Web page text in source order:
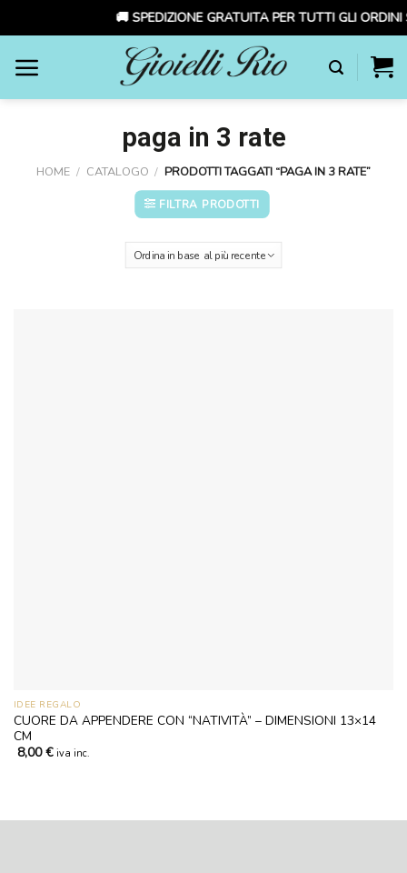
🚚 SPEDIZIONE GRATUITA PER TUTTI GLI
paga in 3 rate
HOME / CATALOGO / PRODOTTI TAGGATI “PAGA IN 3 RATE”
FILTRA PRODOTTI
IDEE REGALO
CUORE DA APPENDERE CON “NATIVITÀ” – DIMENSIONI 13×14
CM
8,00€ iva inc.